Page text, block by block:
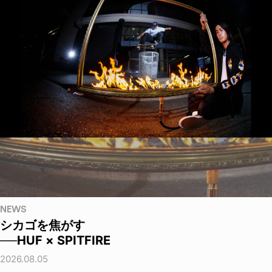
NEWS
シカゴを焦がす
──HUF × SPITFIRE
2026.08.05